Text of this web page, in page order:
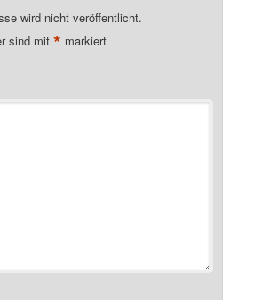
wird nicht veröffentlicht.
sind mit* markiert